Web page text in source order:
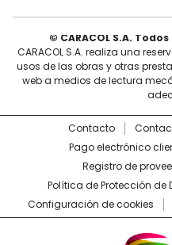
© CARACOL S.A.
CARACOL S.A. realiza una
usos de las obras y otras
web a medios de lectura
Contacto
Pago electrónico
Registro de
Política de Protección de
Configuración de cookies